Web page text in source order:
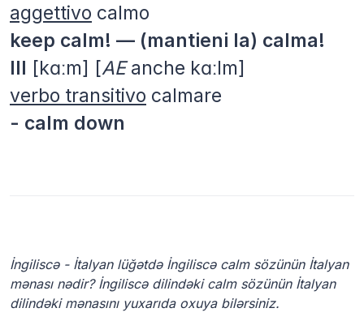
aggettivo calmo
keep calm! — (mantieni la) calma!
III [kɑːm] [AEanche kɑːlm]
verbo transitivo calmare
- calm down
İngiliscə - İtalyan lüğətdə İngiliscə calm sözünün İtalyan
mənası nədir? İngiliscə dilindəki calm sözünün İtalyan
dilindəki mənasını yuxarıda oxuya bilərsiniz.